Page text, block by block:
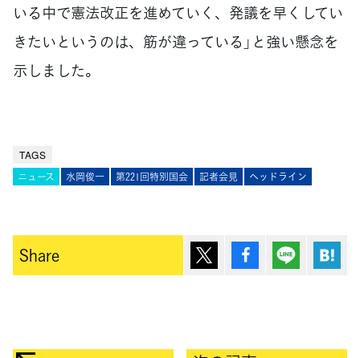
いる中で憲法改正を進めていく、発議を早くしてい
きたいというのは、筋が違っている」と強い懸念を
示しました。
TAGS
ニュース 水岡俊一 第221回特別国会 記者会見 ヘッドライン
Share ポスト シェア Lineで送